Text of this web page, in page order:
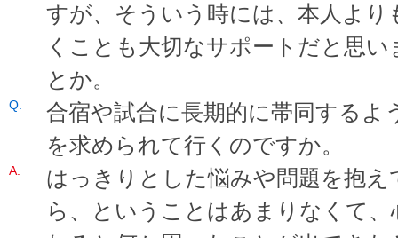
すが、そういう時には、本人よ
くことも大切なサポートだと思
とか。
合宿や試合に長期的に帯同する
を求められて行くのですか。
はっきりとした悩みや問題を抱
ら、ということはあまりなくて